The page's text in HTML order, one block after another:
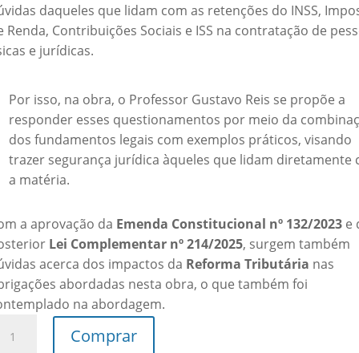
daqueles que lidam com as retenções do INSS,
Renda, Contribuições Sociais e ISS na contratação de
e jurídicas.
Por isso, na obra, o Professor Gustavo Reis se propõe a
responder esses questionamentos por meio da
dos fundamentos legais com exemplos práticos, visando
trazer segurança jurídica àqueles que lidam diretamente
a matéria.
a aprovação da Emenda Constitucional nº 132/2023 e
Lei Complementar nº 214/2025, surgem também
acerca dos impactos da Reforma Tributária nas
abordadas nesta obra, o que também foi
na abordagem.
Comprar